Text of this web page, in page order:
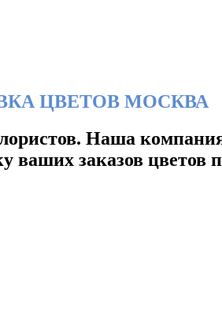
ЦВЕТОВ МОСКВА
Наша
ваших заказов цветов